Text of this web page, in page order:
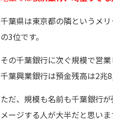
千葉県は東京都の隣というメ
の3位です。
その千葉銀行に次ぐ規模で営
千葉興業銀行は預金残高は2兆
ただ、規模も名前も千葉銀行
メージする人が大半だと思いま